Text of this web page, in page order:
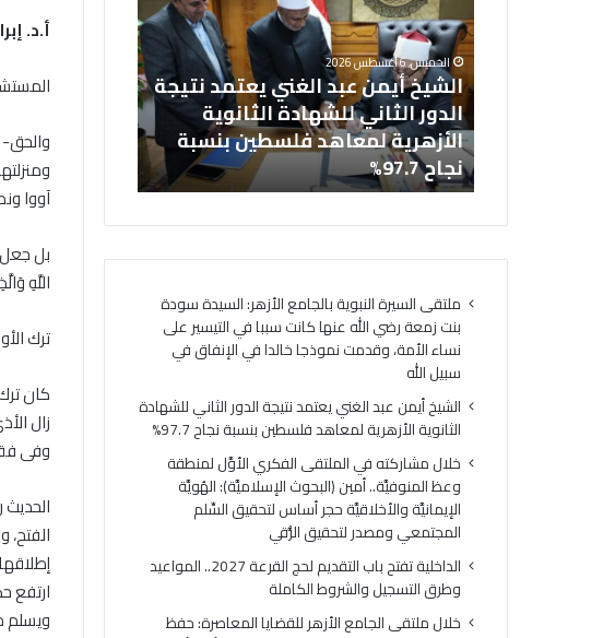
أ.د.
آووا
بل
اللَّهِ
ترك
كان
زال
وفى
ارتفع
ويسلم
الغني
يعتمد
نتيجة
الدور
الثاني
للشهادة
الثانوية
الأزهرية
بنسبة
97.7%
الخميس, 6 أغسطس 2026
الشيخ أيمن عبد الغني يعتمد نتيجة
الدور الثاني للشهادة الثانوية
الأزهرية لمعاهد فلسطين بنسبة
نجاح 97.7%
الملتقى
الفكري
الأوَّل
لمنطقة
وعظ
المنوفيَّة..
(البحوث
الإيمانيَّة
خلال
(البحوث
لتحقيق
لتحقيق الرُّقي
ملتقى السيرة النبوية بالجامع الأزهر: السيدة سودة
بنت زمعة رضي الله عنها كانت سببا في التيسير على
نساء الأمة، وقدمت نموذجا خالدا في الإنفاق في
سبيل الله
الشيخ أيمن عبد الغني يعتمد نتيجة الدور الثاني للشهادة
الثانوية الأزهرية لمعاهد فلسطين بنسبة نجاح 97.7%
خلال مشاركته في الملتقى الفكري الأوَّل لمنطقة
وعظ المنوفيَّة.. أمين (البحوث الإسلاميَّة): الهُويَّة
الإيمانيَّة والأخلاقيَّة حجر أساس لتحقيق السِّلم
المجتمعي ومصدر لتحقيق الرُّقي
الداخلية تفتح باب التقديم لحج القرعة 2027.. المواعيد
وطرق التسجيل والشروط الكاملة
خلال ملتقى الجامع الأزهر للقضايا المعاصرة: حفظ